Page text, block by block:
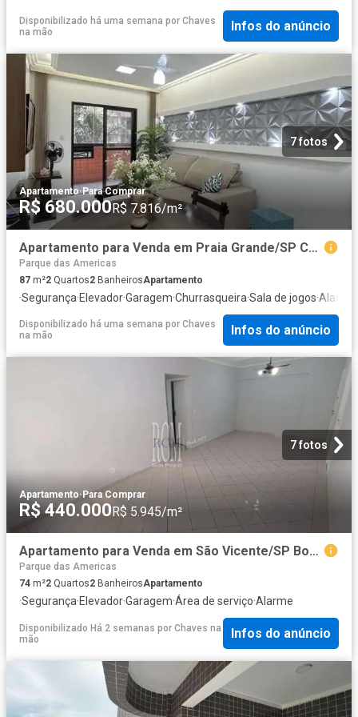
Disponibilizado há uma semana por Chaves
na mão
Infos do anúncio
7 fotos
Apartamento·Para Comprar
R$ 680.000R$ 7.816/m²
Apartamento para Venda em Praia Grande/SP Canto do Forte 2 Quartos
Parque das Americas
87 m²2 Quartos2 BanheirosApartamento
·Segurança·Elevador·Garagem·Churrasqueira·Sala de jogos·Alarme
Disponibilizado há uma semana por Chaves
na mão
Infos do anúncio
7 fotos
Apartamento·Para Comprar
R$ 440.000R$ 5.945/m²
Apartamento para Venda em São Vicente/SP Boa Vista 2 Quartos
Parque das Americas
74 m²2 Quartos2 BanheirosApartamento
·Segurança·Elevador·Garagem·Área de serviço·Alarme
Disponibilizado Há 2 semanas por Chaves na
mão
Infos do anúncio